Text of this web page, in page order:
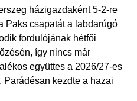
házigazdaként 5-2-re
Paks csapatát a labdarúgó
fordulójának hétfői
így nincs már
együttes a 2026/27-es
Parádésan kezdte a hazai